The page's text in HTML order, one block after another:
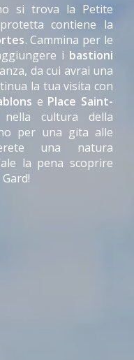
si trova la Petite
contiene la
. Cammina per le
i bastioni
da cui avrai una
la tua visita con
e Place Saint-
cultura della
per una gita alle
una natura
la pena scoprire